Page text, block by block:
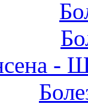
-